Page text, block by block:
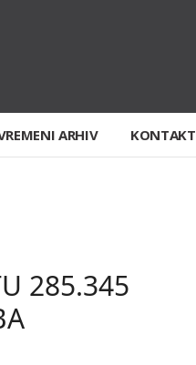
ARHIV KONTAKT
285.345